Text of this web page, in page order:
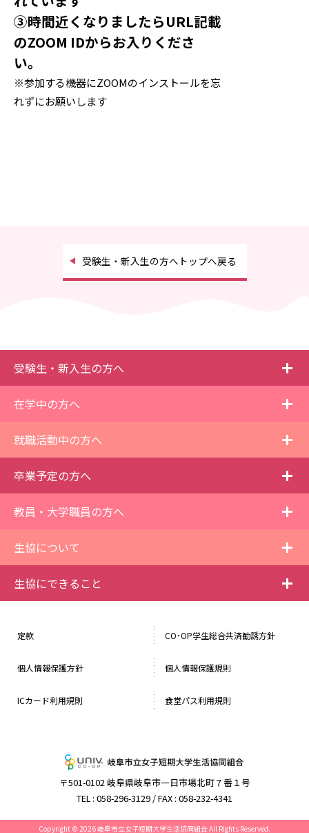
③時間近くなりましたらURL記載
のZOOM IDからお入りくださ
い。
※参加する機器にZOOMのインストールを忘
れずにお願いします
受験生・新入生の方へトップへ戻る
受験生・新入生の方へ
在学中の方へ
就職活動中の方へ
卒業予定の方へ
教員・大学職員の方へ
生協について
生協にできること
定款 CO･OP学生総合共済勧誘方針
個人情報保護方針 個人情報保護規則
ICカード利用規則 食堂パス利用規則
〒501-0102 岐阜県岐阜市一日市場北町７番１号
TEL : 058-296-3129 / FAX : 058-232-4341
Copyright © 2026 岐阜市立女子短期大学生活協同組合 All Rights Reserved.